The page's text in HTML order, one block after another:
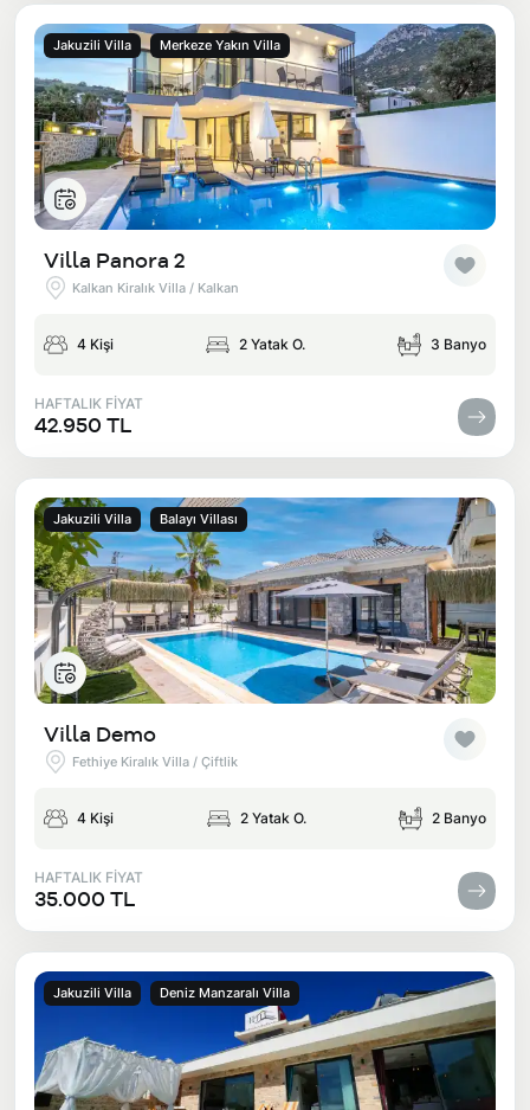
Jakuzili Villa Merkeze Yakın Villa
Villa Panora 2
Kalkan Kiralık Villa / Kalkan
4 Kişi 2 Yatak O. 3 Banyo
HAFTALIK FİYAT
42.950 TL
Jakuzili Villa Balayı Villası
Villa Demo
Fethiye Kiralık Villa / Çiftlik
4 Kişi 2 Yatak O. 2 Banyo
HAFTALIK FİYAT
35.000 TL
Jakuzili Villa Deniz Manzaralı Villa